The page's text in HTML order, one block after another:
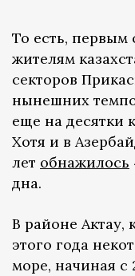
То есть, первым
жителям
секторов
нынешних
еще на десятки
Хотя и в
лет обнажилось
дна.
В районе Актау,
этого года
море, начиная с